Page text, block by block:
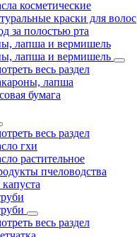
косметические
краски для волос
за полостью рта
лапша и вермишель
лапша и вермишель
весь раздел
лапша
бумага
весь раздел
гхи
растительное
пчеловодства
весь раздел